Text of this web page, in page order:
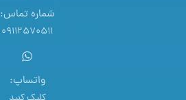
شماره تماس:
09112570511
واتساپ: